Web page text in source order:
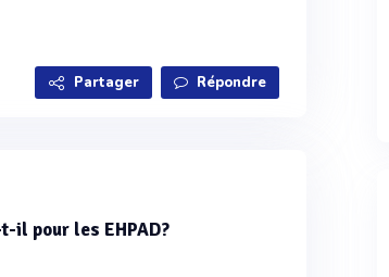
Partager Répondre
il pour les EHPAD?